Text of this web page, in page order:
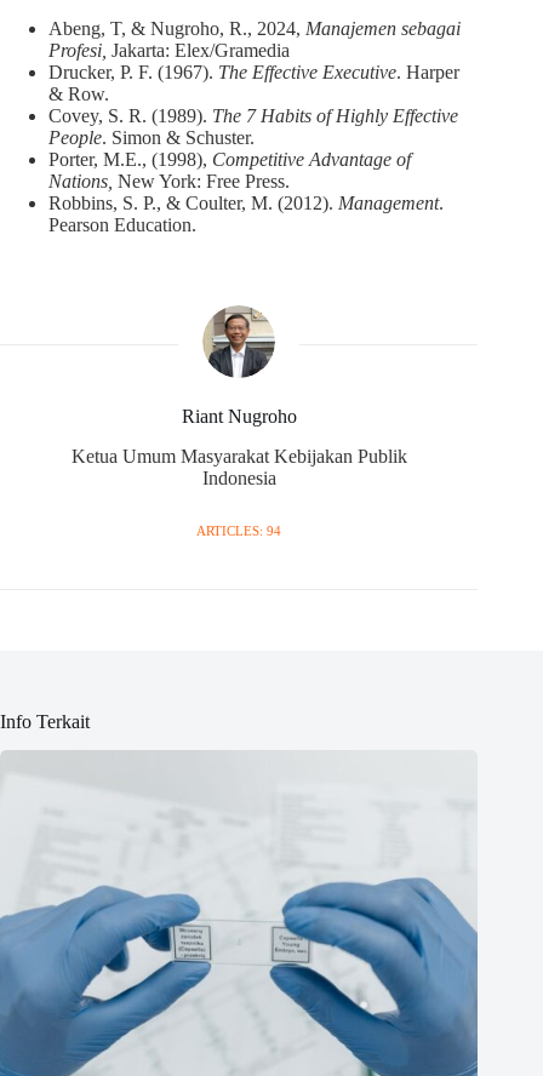
Abeng, T, & Nugroho, R., 2024, Manajemen sebagai
Profesi, Jakarta: Elex/Gramedia
Drucker, P. F. (1967). The Effective Executive. Harper
& Row.
Covey, S. R. (1989). The 7 Habits of Highly Effective
People. Simon & Schuster.
Porter, M.E., (1998), Competitive Advantage of
Nations, New York: Free Press.
Robbins, S. P., & Coulter, M. (2012). Management.
Pearson Education.
Riant Nugroho
Ketua Umum Masyarakat Kebijakan Publik
Indonesia
ARTICLES: 94
Info Terkait